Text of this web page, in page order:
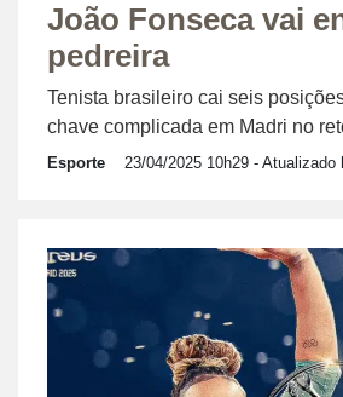
João Fonseca vai
pedreira
Tenista brasileiro cai seis
chave complicada em Madri no
Esporte 23/04/2025 10h29 - Atualizado